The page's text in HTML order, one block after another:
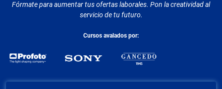
Fórmate para aumentar tus ofertas laborales. Pon la creatividad al
servicio de tu futuro.
Cursos avalados por: